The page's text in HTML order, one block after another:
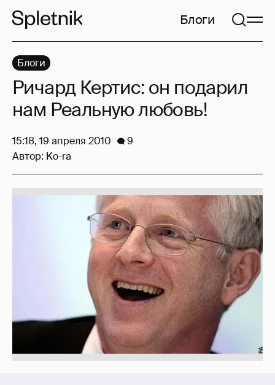
Блоги
Блоги
Ричард Кертис: он подарил
нам Реальную любовь!
15:18, 19 апреля 2010
9
Автор: Ko-ra